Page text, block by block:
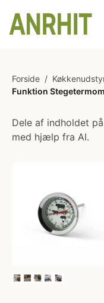
Forside /
Funktion
Dele af indholdet
med hjælp fra AI.